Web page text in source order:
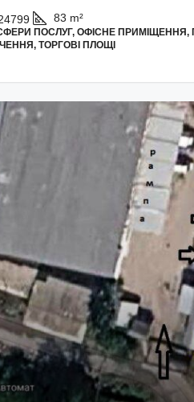
83 m²
ПОСЛУГ, ОФІСНЕ ПРИМІЩЕННЯ,
ТОРГОВІ ПЛОЩІ